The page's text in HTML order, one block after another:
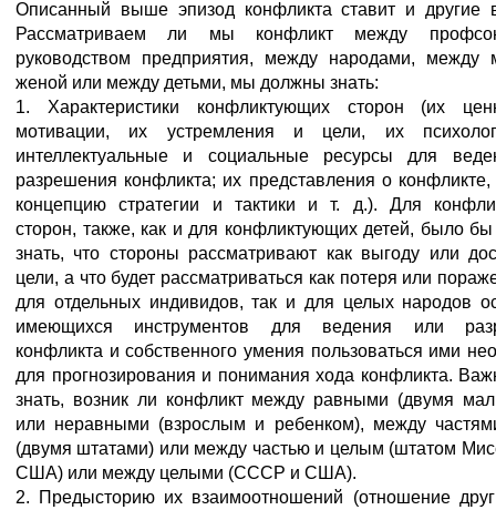
Описанный выше эпизод конфликта ставит и другие
Рассматриваем ли мы конфликт между
руководством предприятия, между народами, между
женой или между детьми, мы должны знать:
1. Характеристики конфликтующих сторон (их
мотивации, их устремления и цели, их
интеллектуальные и социальные ресурсы для
разрешения конфликта; их представления о
концепцию стратегии и тактики и т. д.). Для
сторон, также, как и для конфликтующих детей, было
знать, что стороны рассматривают как выгоду или
цели, а что будет рассматриваться как потеря или
для отдельных индивидов, так и для целых народов
имеющихся инструментов для ведения или
конфликта и собственного умения пользоваться ими
для прогнозирования и понимания хода конфликта.
знать, возник ли конфликт между равными (двумя
или неравными (взрослым и ребенком), между
(двумя штатами) или между частью и целым (штатом
США) или между целыми (СССР и США).
2. Предысторию их взаимоотношений (отношение друг